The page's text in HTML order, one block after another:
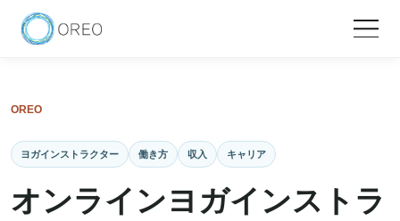
OREO
ヨガインストラクター 働き方 収入 キャリア
オンラインヨガインストラ